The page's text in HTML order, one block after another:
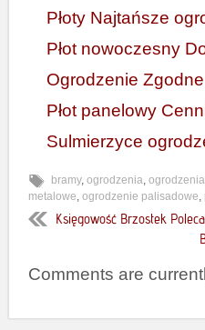
Płoty Najtańsze
Płot nowoczesny
Ogrodzenie
Płot panelowy
Sulmierzyce
bramy, ogrodzenia,
metalowe, ogrodzenie palisadowe,
Księgowość Brzostek
Comments are